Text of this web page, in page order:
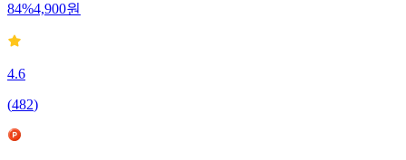
84%4,900원
4.6
(482)